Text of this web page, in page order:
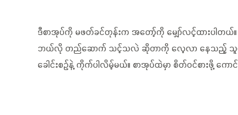
ဒီစာအုပ်ကို မဖတ်ခင်တုန်းက အတော့်ကို မျှော်လင့်ထားပါတယ်
ဘယ်လို တည်ဆောက် သင့်သလဲ ဆိုတာကို လေ့လာ နေသည့် သူတွေ အတွ
ခေါင်းစဉ်နဲ့ ကိုက်ပါလိမ့်မယ်။ စာအုပ်ထဲမှာ စိတ်ဝင်စားဖို့ ကေ